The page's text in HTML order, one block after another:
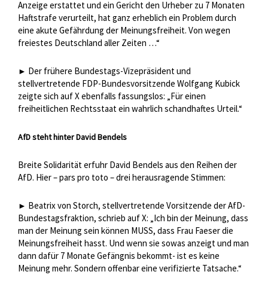
Anzeige erstattet und ein Gericht den Urheber zu 7 Monaten
Haftstrafe verurteilt, hat ganz erheblich ein Problem durch
eine akute Gefährdung der Meinungsfreiheit. Von wegen
freiestes Deutschland aller Zeiten …“
► Der frühere Bundestags-Vizepräsident und
stellvertretende FDP-Bundesvorsitzende Wolfgang Kubick
zeigte sich auf X ebenfalls fassungslos: „Für einen
freiheitlichen Rechtsstaat ein wahrlich schandhaftes Urteil.“
AfD steht hinter David Bendels
Breite Solidarität erfuhr David Bendels aus den Reihen der
AfD. Hier – pars pro toto – drei herausragende Stimmen:
► Beatrix von Storch, stellvertretende Vorsitzende der AfD-
Bundestagsfraktion, schrieb auf X: „Ich bin der Meinung, dass
man der Meinung sein können MUSS, dass Frau Faeser die
Meinungsfreiheit hasst. Und wenn sie sowas anzeigt und man
dann dafür 7 Monate Gefängnis bekommt- ist es keine
Meinung mehr. Sondern offenbar eine verifizierte Tatsache.“